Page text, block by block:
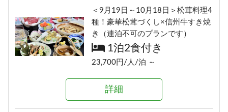
き酒セット付き】1泊2食プラン
1泊2食付き
18,900円/人/泊 ～
詳細
≪1泊朝食付きプラン≫自由気まま
ボリューム満点！変な肉プラン“肉
肉魚！？好きな料理を選べる”（連
泊不可のプランです）
1泊2食付き
詳細
＜9月19日～10月18日＞松茸料理4
種！豪華松茸づくし×信州牛すき焼
き（連泊不可のプランです）
1泊2食付き
23,700円/人/泊 ～
詳細